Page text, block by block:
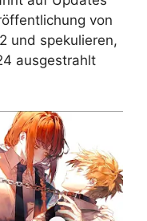
von
und spekulieren,
ausgestrahlt